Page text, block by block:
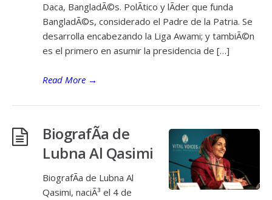
Daca, BangladÃ©s. PolÃ­tico y lÃ­der que funda
BangladÃ©s, considerado el Padre de la Patria. Se
desarrolla encabezando la Liga Awami; y tambiÃ©n
es el primero en asumir la presidencia de […]
Read More →
BiografÃ­a de
Lubna Al Qasimi
BiografÃ­a de Lubna Al
Qasimi, naciÃ³ el 4 de